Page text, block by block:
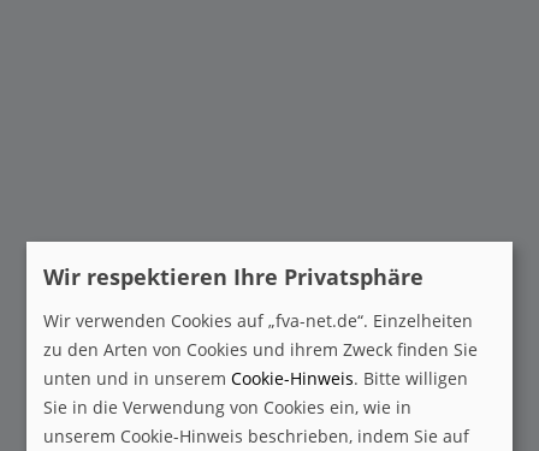
Wir respektieren Ihre Privatsphäre
Wir verwenden Cookies auf „fva-net.de“. Einzelheiten
zu den Arten von Cookies und ihrem Zweck finden Sie
unten und in unseremCookie-Hinweis. Bitte willigen
Sie in die Verwendung von Cookies ein, wie in
unserem Cookie-Hinweis beschrieben, indem Sie auf